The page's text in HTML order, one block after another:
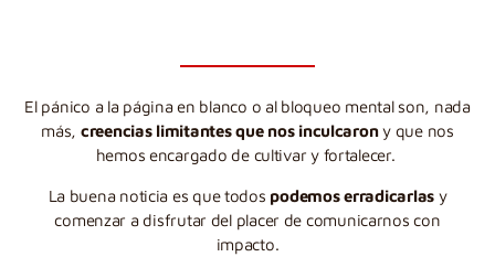
El pánico a la página en blanco o al bloqueo mental son, nada
más, creencias limitantes que nos inculcarony que nos
hemos encargado de cultivar y fortalecer.
La buena noticia es que todos podemos erradicarlas y
comenzar a disfrutar del placer de comunicarnos con
impacto.